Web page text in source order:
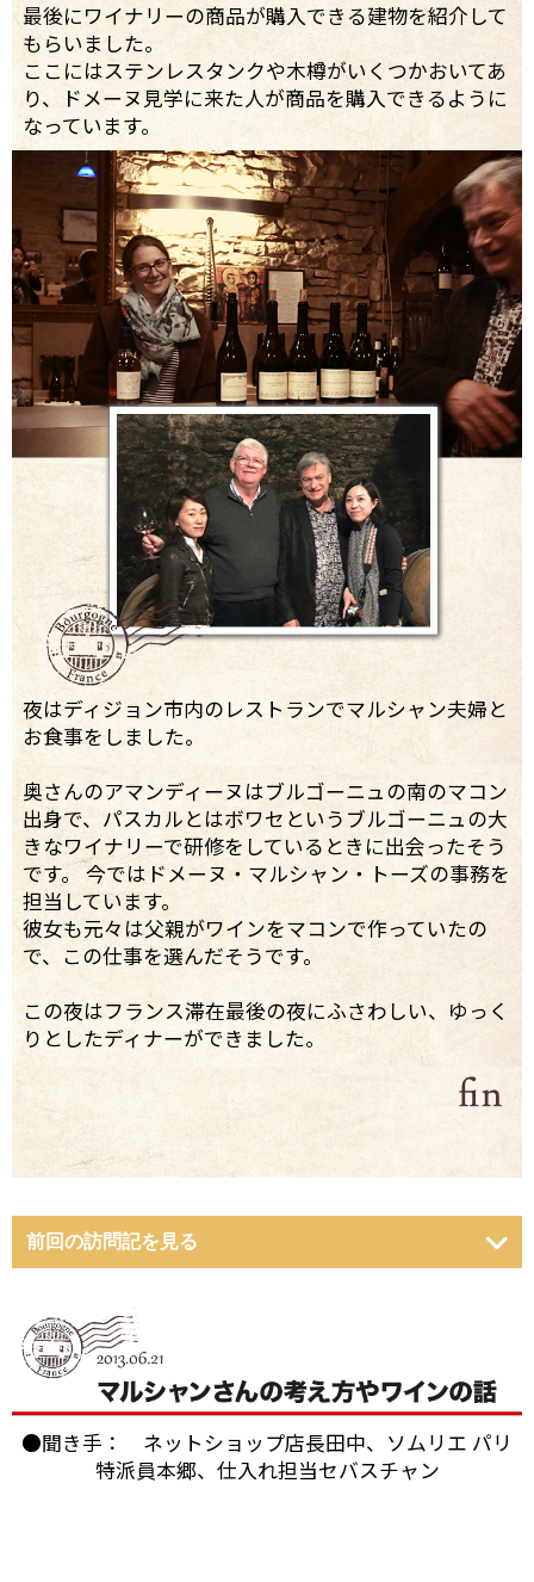
最後にワイナリーの商品が購入できる建物を紹介して
もらいました。
ここにはステンレスタンクや木樽がいくつかおいてあ
り、ドメーヌ見学に来た人が商品を購入できるように
なっています。
夜はディジョン市内のレストランでマルシャン夫婦と
お食事をしました。
奥さんのアマンディーヌはブルゴーニュの南のマコン
出身で、パスカルとはボワセというブルゴーニュの大
きなワイナリーで研修をしているときに出会ったそう
です。 今ではドメーヌ・マルシャン・トーズの事務を
担当しています。
彼女も元々は父親がワインをマコンで作っていたの
で、この仕事を選んだそうです。
この夜はフランス滞在最後の夜にふさわしい、ゆっく
りとしたディナーができました。
前回の訪問記を見る
●聞き手： ネットショップ店長田中、ソムリエ パリ
特派員本郷、仕入れ担当セバスチャン